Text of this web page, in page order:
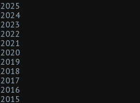
2025
2024
2023
2022
2021
2020
2019
2018
2017
2016
2015